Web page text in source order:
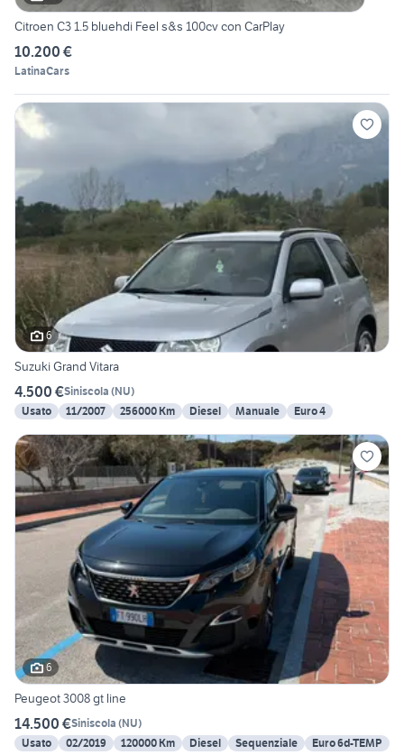
Citroen C3 1.5 bluehdi Feel s&s 100cv con CarPlay
10.200 €
LatinaCars
6
Suzuki Grand Vitara
4.500 €Siniscola (NU)
Usato
11/2007 256000 Km Diesel Manuale Euro 4
6
Peugeot 3008 gt line
14.500 €Siniscola (NU)
Usato
02/2019 120000 Km Diesel Sequenziale Euro 6d-TEMP